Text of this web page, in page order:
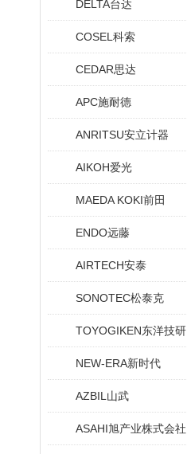
DELTA台达
COSEL科索
CEDAR思达
APC施耐德
ANRITSU安立计器
AIKOH爱光
MAEDA KOKI前田
ENDO远藤
AIRTECH安泰
SONOTEC松泰克
TOYOGIKEN东洋技研
NEW-ERA新时代
AZBIL山武
ASAHI旭产业株式会社